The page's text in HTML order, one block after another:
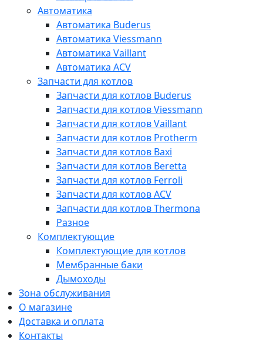
Автоматика
Автоматика Buderus
Автоматика Viessmann
Автоматика Vaillant
Автоматика ACV
Запчасти для котлов
Запчасти для котлов Buderus
Запчасти для котлов Viessmann
Запчасти для котлов Vaillant
Запчасти для котлов Protherm
Запчасти для котлов Baxi
Запчасти для котлов Beretta
Запчасти для котлов Ferroli
Запчасти для котлов ACV
Запчасти для котлов Thermona
Разное
Комплектующие
Комплектующие для котлов
Мембранные баки
Дымоходы
Зона обслуживания
О магазине
Доставка и оплата
Контакты